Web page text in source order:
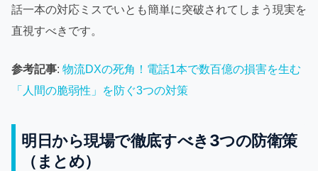
話一本の対応ミスでいとも簡単に突破されてしまう現実を
直視すべきです。
参考記事: 物流DXの死角！電話1本で数百億の損害を生む
「人間の脆弱性」を防ぐ3つの対策
明日から現場で徹底すべき3つの防衛策
（まとめ）